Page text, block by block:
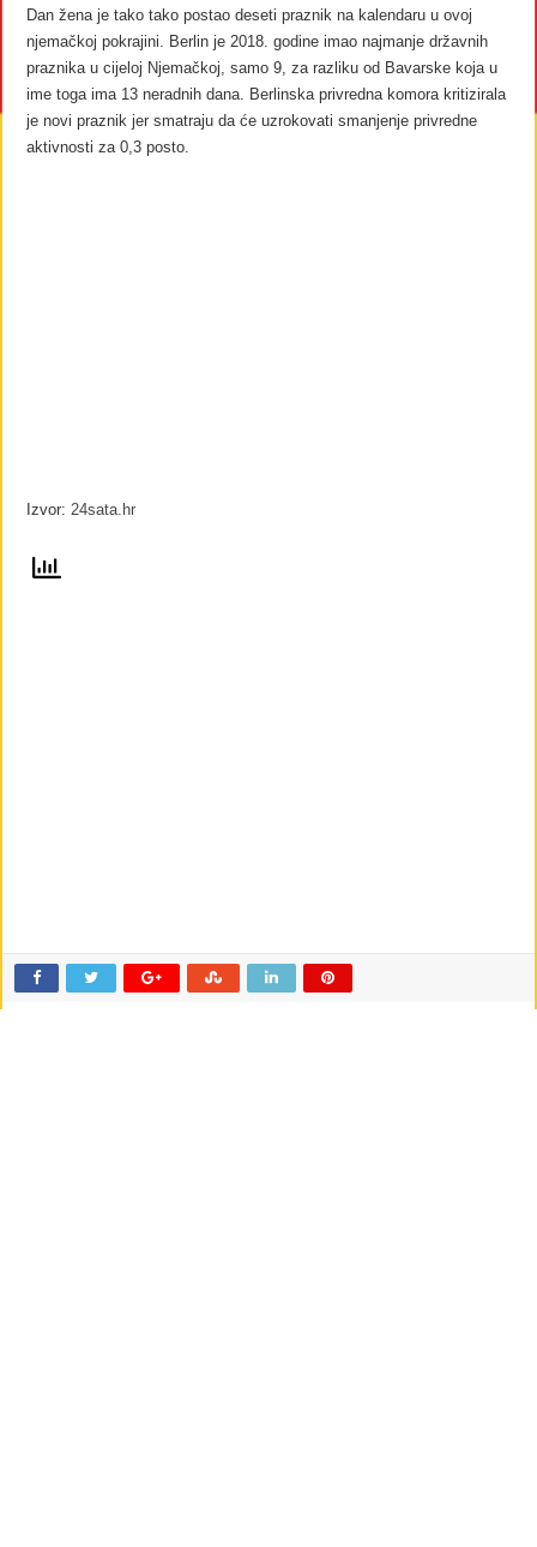
Dan žena je tako tako postao deseti praznik na kalendaru u ovoj
njemačkoj pokrajini. Berlin je 2018. godine imao najmanje državnih
praznika u cijeloj Njemačkoj, samo 9, za razliku od Bavarske koja u
ime toga ima 13 neradnih dana. Berlinska privredna komora kritizirala
je novi praznik jer smatraju da će uzrokovati smanjenje privredne
aktivnosti za 0,3 posto.
Izvor: 24sata.hr